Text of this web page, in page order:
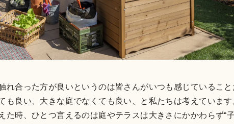
れ合った方が良いというのは皆さんがいつも感じていること
も良い、大きな庭でなくても良い、と私たちは考えています
た時、ひとつ言えるのは庭やテラスは大きさにかかわらず“